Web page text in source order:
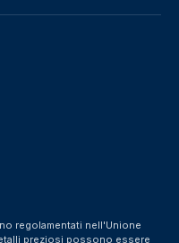
regolamentati nell'Unione
preziosi possono essere